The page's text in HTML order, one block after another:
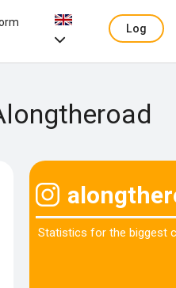
Log
Statistics for the biggest